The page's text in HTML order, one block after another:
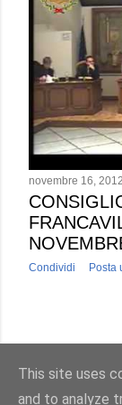
novembre 16, 2012
Condividi Posta
This site uses
and to analyze